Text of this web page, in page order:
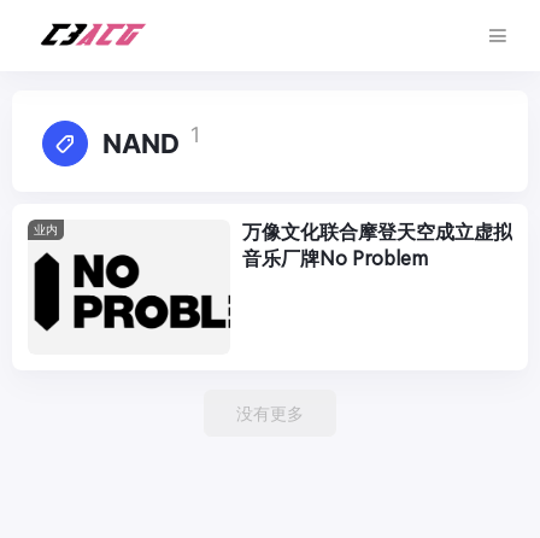
NAND 1
业内
万像文化联合摩登天空成立虚拟
音乐厂牌No Problem
没有更多